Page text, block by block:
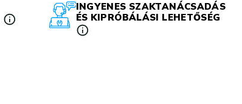
INGYENES SZAKTANÁCSADÁS
ÉS KIPRÓBÁLÁSI LEHETŐSÉG